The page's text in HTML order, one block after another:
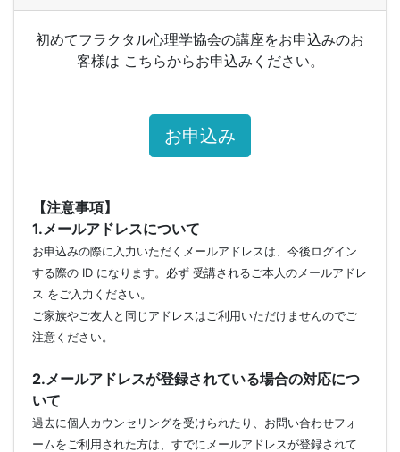
初めてフラクタル心理学協会の講座をお申込みのお
客様は こちらからお申込みください。
お申込み
【注意事項】
1.メールアドレスについて
お申込みの際に入力いただくメールアドレスは、今後ログイン
する際の ID になります。必ず 受講されるご本人のメールアドレ
ス をご入力ください。
ご家族やご友人と同じアドレスはご利用いただけませんのでご
注意ください。
2.メールアドレスが登録されている場合の対応につ
いて
過去に個人カウンセリングを受けられたり、お問い合わせフォ
ームをご利用された方は、すでにメールアドレスが登録されて